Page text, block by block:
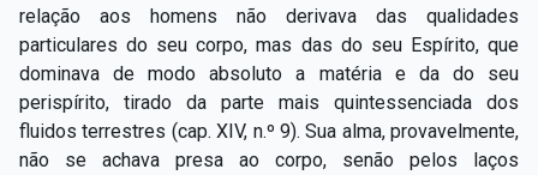
relação aos homens não derivava das qualidades
particulares do seu corpo, mas das do seu Espírito, que
dominava de modo absoluto a matéria e da do seu
perispírito, tirado da parte mais quintessenciada dos
fluidos terrestres (cap. XIV, n.º 9). Sua alma, provavelmente,
não se achava presa ao corpo, senão pelos laços